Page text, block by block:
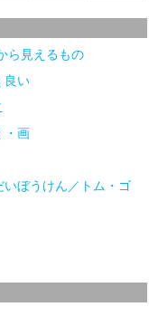
ら見えるもの
良い
・画
ぼうけん／トム・ゴ